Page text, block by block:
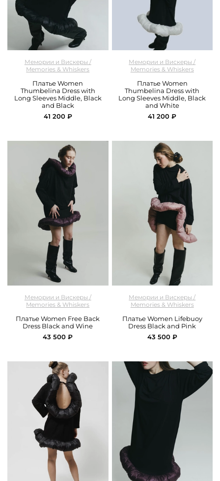
Мемории и Вискеры /
Memories & Whiskers
Платье Women
Thumbelina Dress with
Long Sleeves Middle, Black
and Black
41 200 ₽
Мемории и Вискеры /
Memories & Whiskers
Платье Women
Thumbelina Dress with
Long Sleeves Middle, Black
and White
41 200 ₽
Мемории и Вискеры /
Memories & Whiskers
Платье Women Free Back
Dress Black and Wine
43 500 ₽
Мемории и Вискеры /
Memories & Whiskers
Платье Women Lifebuoy
Dress Black and Pink
43 500 ₽